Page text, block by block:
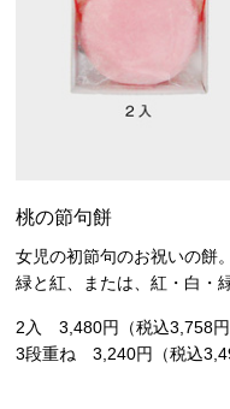
桃の節句餅
女児の初節句のお祝いの餅。
緑と紅、または、紅・白・
2入 3,480円（税込3,758円
3段重ね 3,240円（税込